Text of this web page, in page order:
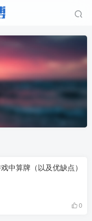
中算牌（以及优缺点）
0